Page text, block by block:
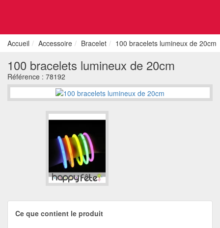
Accueil Accessoire Bracelet 100 bracelets lumineux de 20cm
100 bracelets lumineux de 20cm
Référence : 78192
Ce que contient le produit